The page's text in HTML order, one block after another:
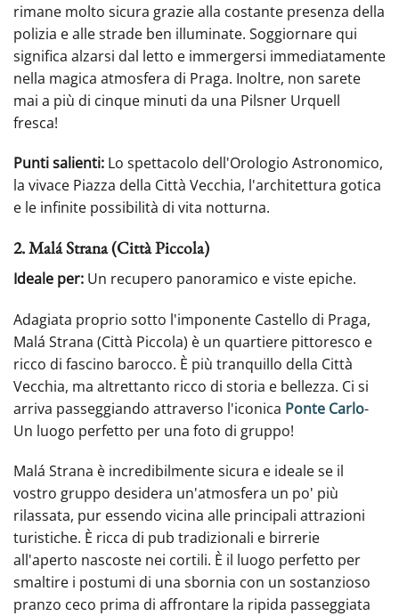
rimane molto sicura grazie alla costante presenza della
polizia e alle strade ben illuminate. Soggiornare qui
significa alzarsi dal letto e immergersi immediatamente
nella magica atmosfera di Praga. Inoltre, non sarete
mai a più di cinque minuti da una Pilsner Urquell
fresca!
Punti salienti: Lo spettacolo dell'Orologio Astronomico,
la vivace Piazza della Città Vecchia, l'architettura gotica
e le infinite possibilità di vita notturna.
2. Malá Strana (Città Piccola)
Ideale per: Un recupero panoramico e viste epiche.
Adagiata proprio sotto l'imponente Castello di Praga,
Malá Strana (Città Piccola) è un quartiere pittoresco e
ricco di fascino barocco. È più tranquillo della Città
Vecchia, ma altrettanto ricco di storia e bellezza. Ci si
arriva passeggiando attraverso l'iconica Ponte Carlo-
Un luogo perfetto per una foto di gruppo!
Malá Strana è incredibilmente sicura e ideale se il
vostro gruppo desidera un'atmosfera un po' più
rilassata, pur essendo vicina alle principali attrazioni
turistiche. È ricca di pub tradizionali e birrerie
all'aperto nascoste nei cortili. È il luogo perfetto per
smaltire i postumi di una sbornia con un sostanzioso
pranzo ceco prima di affrontare la ripida passeggiata